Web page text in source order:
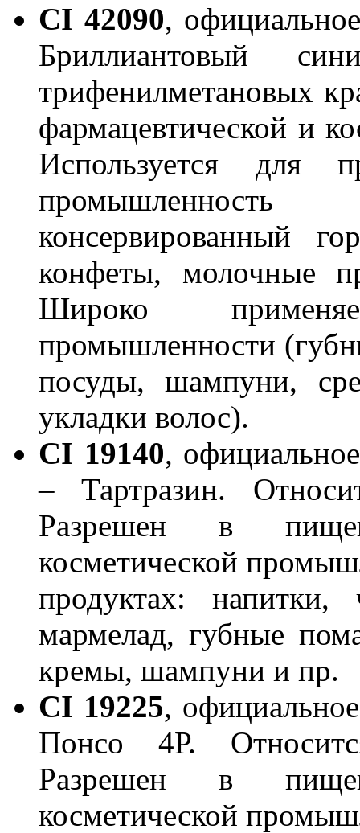
СI 42090,
Бриллиантовый
трифенилметановых
фармацевтической и
Используется для
консервированный
конфеты, молочные
Широко
промышленности
посуды, шампуни,
укладки волос).
СI 19140,
– Тартразин.
Разрешен в
косметической
продуктах:
мармелад, губные
кремы, шампуни и пр.
СI 19225,
Понсо 4Р.
Разрешен в
косметической